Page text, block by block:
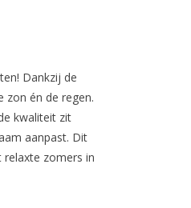
Dankzij de
zon én de regen.
kwaliteit zit
aanpast. Dit
relaxte zomers in